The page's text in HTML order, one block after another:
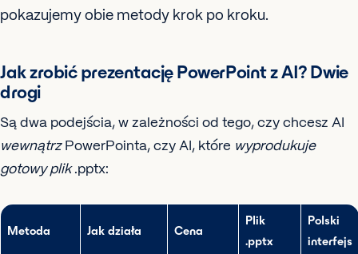
pokazujemy obie metody krok po kroku.
Jak zrobić prezentację PowerPoint z AI? Dwie
drogi
Są dwa podejścia, w zależności od tego, czy chcesz AI
wewnątrzPowerPointa, czy AI, które wyprodukuje
gotowy plik.pptx:
Metoda Jak działa Cena
Plik
.pptx
Polski
interfejs